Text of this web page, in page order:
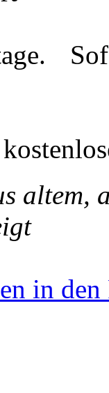
altem,
in den